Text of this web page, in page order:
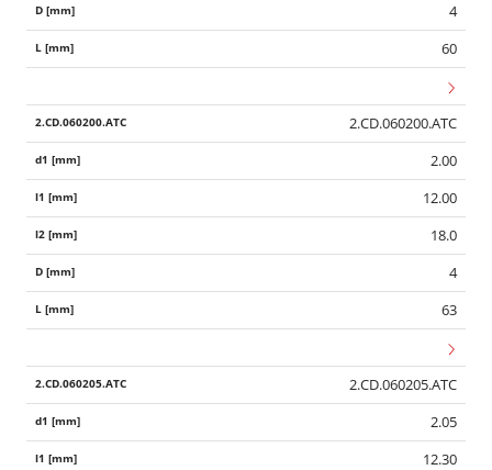
4
60
2.CD.060200.ATC
2.00
12.00
18.0
4
63
2.CD.060205.ATC
2.05
12.30